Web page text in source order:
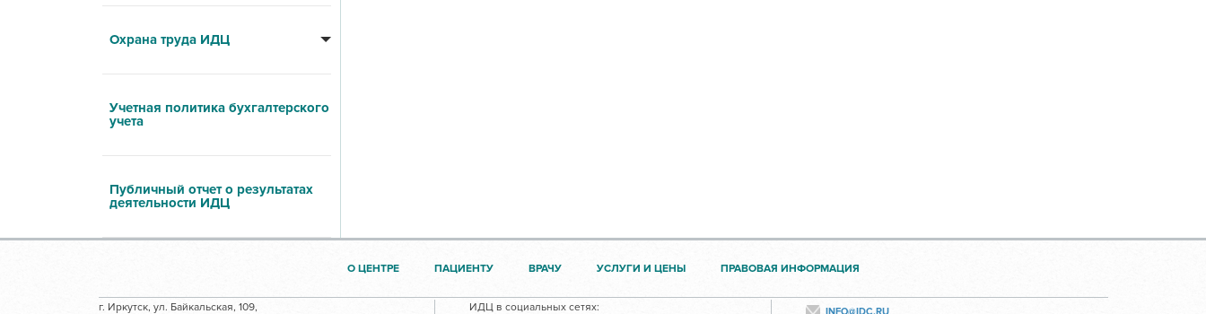
Охрана труда ИДЦ
Учетная политика бухгалтерского
учета
Публичный отчет о результатах
деятельности ИДЦ
О ЦЕНТРЕ ПАЦИЕНТУ ВРАЧУ УСЛУГИ И ЦЕНЫ ПРАВОВАЯ ИНФОРМАЦИЯ
г. Иркутск, ул. Байкальская, 109, ИДЦ в социальных сетях: INFO@IDC.RU